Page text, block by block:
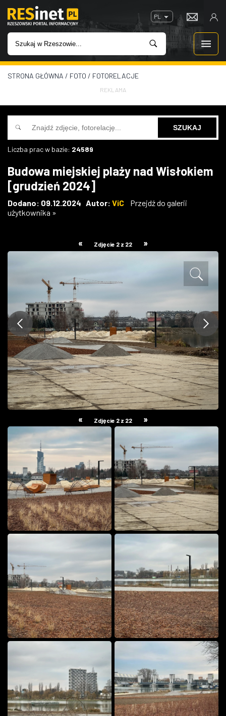
PL
WIADOMOŚCI
INWESTYCJE
IMPREZY
W KINACH
GASTRONOMIA
STRONA GŁÓWNA / FOTO / FOTORELACJE
REKLAMA
Liczba prac w bazie: 24589
Budowa miejskiej plaży nad Wisłokiem
[grudzień 2024]
Dodano: 09.12.2024 Autor: ViC
Przejdź do galerii
użytkownika »
« Zdjęcie 2 z 22 »
« Zdjęcie 2 z 22 »